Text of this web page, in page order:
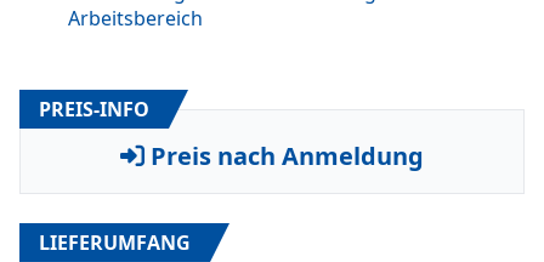
Arbeitsbereich
PREIS-INFO
Preis nach Anmeldung
LIEFERUMFANG